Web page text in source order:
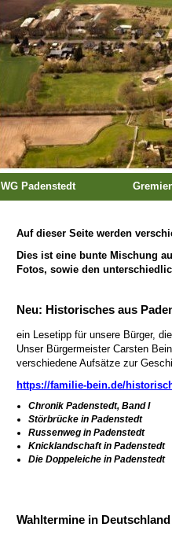
Auf dieser Seite werden
Dies ist eine bunte Mischung
Fotos, sowie den
Neu: Historisches aus
ein Lesetipp für unsere Bürger,
Unser Bürgermeister Carsten
verschiedene Aufsätze zur
https://familie-bein.de/
Chronik Padenstedt, Band I
Störbrücke in Padenstedt
Russenweg in Padenstedt
Knicklandschaft in Padenstedt
Die Doppeleiche in Padenstedt
Wahltermine in Deutschland
WG Padenstedt